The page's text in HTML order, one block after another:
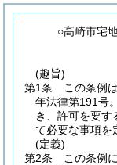
○高崎市宅
(趣旨)
第1条
この条例
年法律第191号
き、許可を要
て必要な事項を
(定義)
第2条
この条例